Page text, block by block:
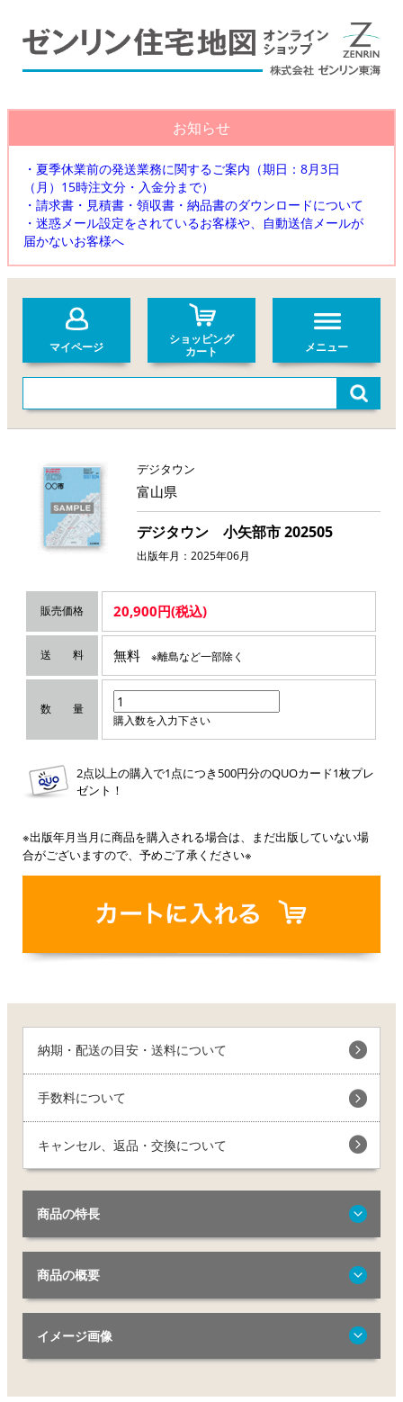
お知らせ
・夏季休業前の発送業務に関するご案内（期日：8月3日
（月）15時注文分・入金分まで）
・請求書・見積書・領収書・納品書のダウンロードについて
・迷惑メール設定をされているお客様や、自動送信メールが
届かないお客様へ
マイページ
ショッピング
カート
メニュー
デジタウン
富山県
デジタウン 小矢部市 202505
出版年月：2025年06月
販売価格 20,900円(税込)
送 料 無料 ※離島など一部除く
数 量
購入数を入力下さい
2点以上の購入で1点につき500円分のQUOカード1枚プレ
ゼント！
※出版年月当月に商品を購入される場合は、まだ出版していない場
合がございますので、予めご了承ください※
納期・配送の目安・送料について
手数料について
キャンセル、返品・交換について
商品の特長
商品の概要
イメージ画像